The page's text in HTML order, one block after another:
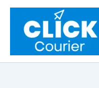
contenido